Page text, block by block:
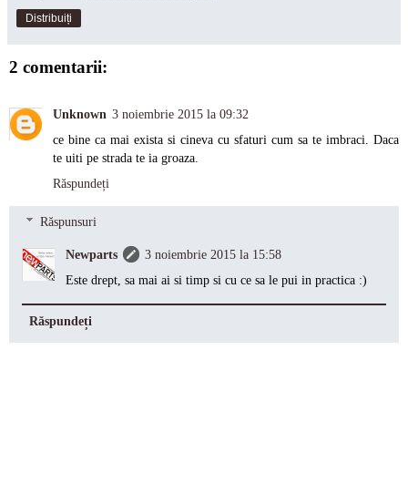
Distribuiți
2 comentarii:
Unknown 3 noiembrie 2015 la 09:32
ce bine ca mai exista si cineva cu sfaturi cum sa te imbraci. Daca
te uiti pe strada te ia groaza.
Răspundeți
Răspunsuri
Newparts
3 noiembrie 2015 la 15:58
Este drept, sa mai ai si timp si cu ce sa le pui in practica :)
Răspundeți